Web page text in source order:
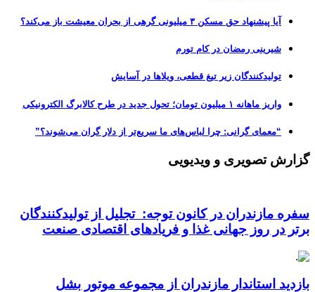
آیا پیشنهاد حق مسکن ۳ میلیونی گرهی از بحران معیشت باز می‌کند؟
شیرینی رمضان در کام تورم
تولیدکنندگان زیر تیغ قطعی، ویلاها در آسایش
واریز ماهانه ۱ میلیون تومان؛ تحول جدید در طرح کالابرگ الکترونیکی
“معمای گرانی: چرا لباس‌های ما سریع‌تر از دلار گران می‌شوند؟”
گزارش تصویری و ویدیویی
سفره مازندران در کانون توجه: تجلیل از تولیدکنندگان
برتر در روز جهانی غذا و فریادهای اقتصادی صنعت
بازدید استاندار مازندران از مجموعه موتور بشل